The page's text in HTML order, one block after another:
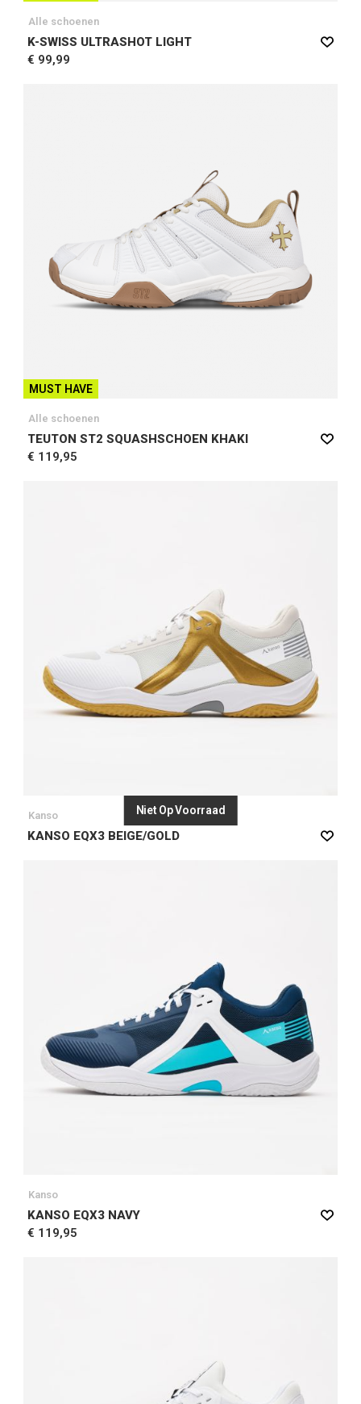
Alle schoenen
K-SWISS ULTRASHOT LIGHT
€ 99,99
MUST HAVE
Alle schoenen
TEUTON ST2 SQUASHSCHOEN KHAKI
€ 119,95
Niet Op Voorraad
Kanso
KANSO EQX3 BEIGE/GOLD
Kanso
KANSO EQX3 NAVY
€ 119,95